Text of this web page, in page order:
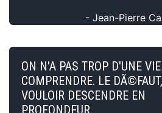
- Jean-Pierre
ON N'A PAS TROP D'UNE
COMPRENDRE. LE
VOULOIR DESCENDRE EN
PROFONDEUR.